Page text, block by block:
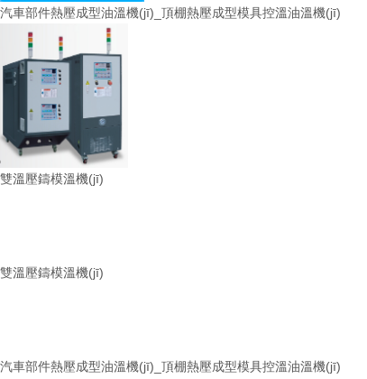
汽車部件熱壓成型油溫機(jī)_頂棚熱壓成型模具控溫油溫機(jī)
雙溫壓鑄模溫機(jī)
雙溫壓鑄模溫機(jī)
汽車部件熱壓成型油溫機(jī)_頂棚熱壓成型模具控溫油溫機(jī)